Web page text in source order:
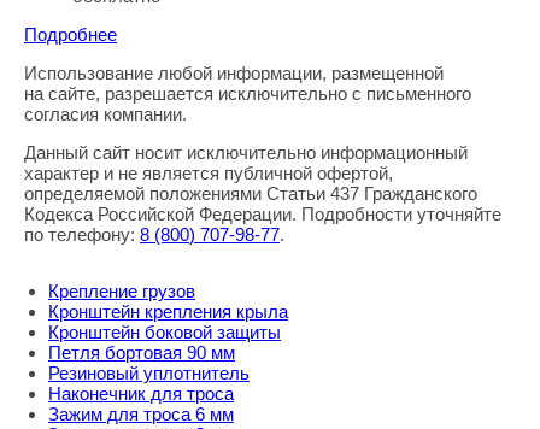
Подробнее
Правовая информация
Использование любой информации, размещенной
на сайте, разрешается исключительно с письменного
согласия компании.
Данный сайт носит исключительно информационный
характер и не является публичной офертой,
определяемой положениями Статьи 437 Гражданского
Кодекса Российской Федерации. Подробности уточняйте
по телефону: 8 (800) 707-98-77.
Крепление грузов
Кронштейн крепления крыла
Кронштейн боковой защиты
Петля бортовая 90 мм
Резиновый уплотнитель
Наконечник для троса
Зажим для троса 6 мм